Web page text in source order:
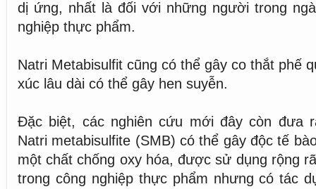
dị ứng, nhất là đối với những người trong
nghiệp thực phẩm.
Natri Metabisulfit cũng có thể gây co thắt phế
xúc lâu dài có thể gây hen suyễn.
Đặc biệt, các nghiên cứu mới đây còn đưa
Natri metabisulfite (SMB) có thể gây độc tế
một chất chống oxy hóa, được sử dụng rộng
trong công nghiệp thực phẩm nhưng có tác